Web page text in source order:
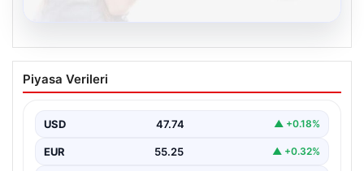
Kelebek.Org İle Dijital İletişimin Seviyeli
Adresi Ve Chat Deneyimi
iletişim oluşturması büyük bir hassasiyet taşımaktadır.
Günümüzde birçok…
Piyasa Verileri
USD 47.74 ▲ +0.18%
EUR 55.25 ▲ +0.32%